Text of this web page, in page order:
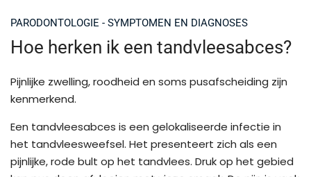
PARODONTOLOGIE - SYMPTOMEN EN DIAGNOSES
Hoe herken ik een tandvleesabces?
Pijnlijke zwelling, roodheid en soms pusafscheiding zijn
kenmerkend.
Een tandvleesabces is een gelokaliseerde infectie in
het tandvleesweefsel. Het presenteert zich als een
pijnlijke, rode bult op het tandvlees. Druk op het gebied